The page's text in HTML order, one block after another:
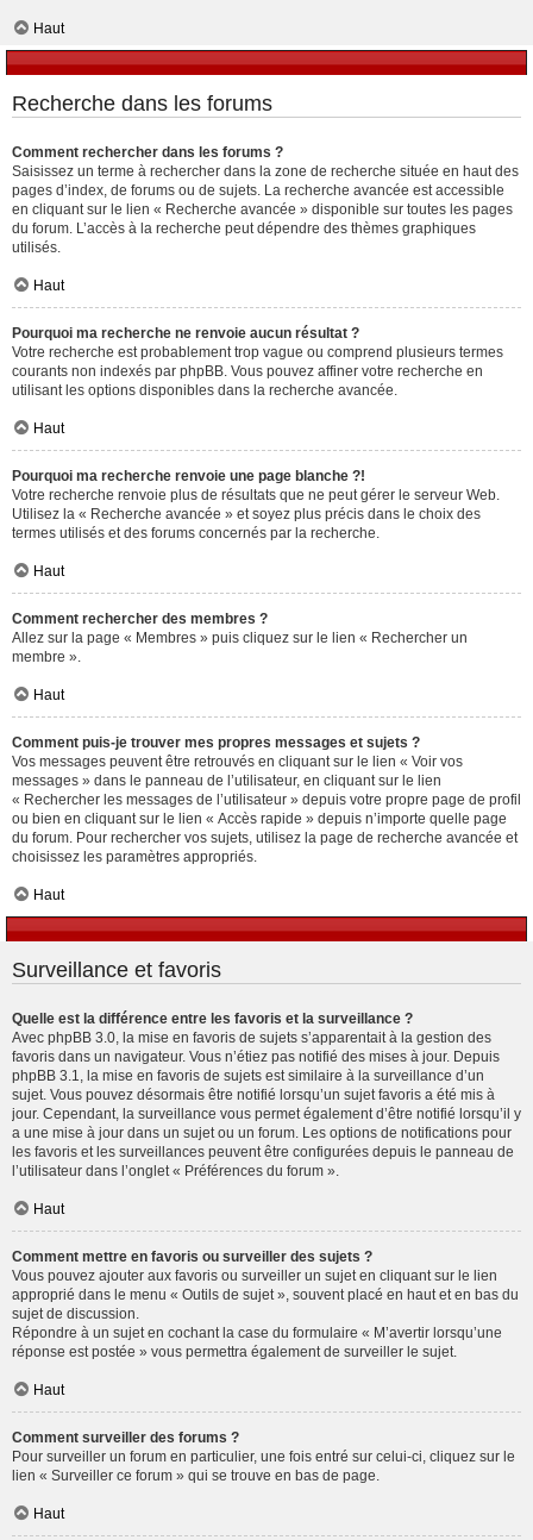
Haut
Recherche dans les forums
Comment rechercher dans les forums ?
Saisissez un terme à rechercher dans la zone de recherche située en haut des
pages d’index, de forums ou de sujets. La recherche avancée est accessible
en cliquant sur le lien « Recherche avancée » disponible sur toutes les pages
du forum. L’accès à la recherche peut dépendre des thèmes graphiques
utilisés.
Haut
Pourquoi ma recherche ne renvoie aucun résultat ?
Votre recherche est probablement trop vague ou comprend plusieurs termes
courants non indexés par phpBB. Vous pouvez affiner votre recherche en
utilisant les options disponibles dans la recherche avancée.
Haut
Pourquoi ma recherche renvoie une page blanche ?!
Votre recherche renvoie plus de résultats que ne peut gérer le serveur Web.
Utilisez la « Recherche avancée » et soyez plus précis dans le choix des
termes utilisés et des forums concernés par la recherche.
Haut
Comment rechercher des membres ?
Allez sur la page « Membres » puis cliquez sur le lien « Rechercher un
membre ».
Haut
Comment puis-je trouver mes propres messages et sujets ?
Vos messages peuvent être retrouvés en cliquant sur le lien « Voir vos
messages » dans le panneau de l’utilisateur, en cliquant sur le lien
« Rechercher les messages de l’utilisateur » depuis votre propre page de profil
ou bien en cliquant sur le lien « Accès rapide » depuis n’importe quelle page
du forum. Pour rechercher vos sujets, utilisez la page de recherche avancée et
choisissez les paramètres appropriés.
Haut
Surveillance et favoris
Quelle est la différence entre les favoris et la surveillance ?
Avec phpBB 3.0, la mise en favoris de sujets s’apparentait à la gestion des
favoris dans un navigateur. Vous n’étiez pas notifié des mises à jour. Depuis
phpBB 3.1, la mise en favoris de sujets est similaire à la surveillance d’un
sujet. Vous pouvez désormais être notifié lorsqu’un sujet favoris a été mis à
jour. Cependant, la surveillance vous permet également d’être notifié lorsqu’il y
a une mise à jour dans un sujet ou un forum. Les options de notifications pour
les favoris et les surveillances peuvent être configurées depuis le panneau de
l’utilisateur dans l’onglet « Préférences du forum ».
Haut
Comment mettre en favoris ou surveiller des sujets ?
Vous pouvez ajouter aux favoris ou surveiller un sujet en cliquant sur le lien
approprié dans le menu « Outils de sujet », souvent placé en haut et en bas du
sujet de discussion.
Répondre à un sujet en cochant la case du formulaire « M’avertir lorsqu’une
réponse est postée » vous permettra également de surveiller le sujet.
Haut
Comment surveiller des forums ?
Pour surveiller un forum en particulier, une fois entré sur celui-ci, cliquez sur le
lien « Surveiller ce forum » qui se trouve en bas de page.
Haut